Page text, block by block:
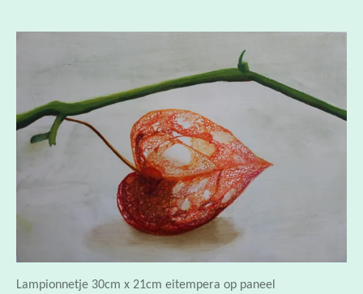
Lampionnetje 30cm x 21cm eitempera op paneel